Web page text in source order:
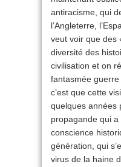
antiracisme, qui
l’Angleterre,
veut voir que des
diversité des
civilisation et on
fantasmée guerre
c’est que cette
quelques années
propagande qui
conscience
génération, qui
virus de la haine